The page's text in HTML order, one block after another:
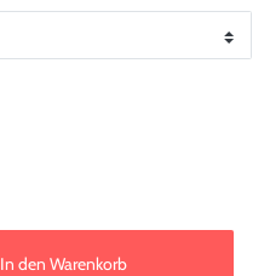
In den Warenkorb